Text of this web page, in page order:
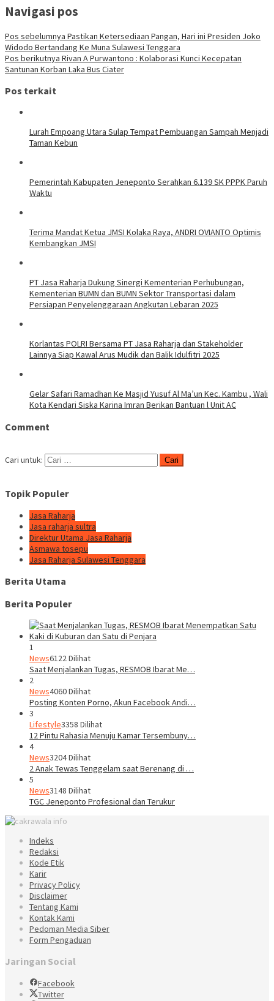
Navigasi pos
Pos sebelumnya Pastikan Ketersediaan Pangan, Hari ini Presiden Joko
Widodo Bertandang Ke Muna Sulawesi Tenggara
Pos berikutnya Rivan A Purwantono : Kolaborasi Kunci Kecepatan
Santunan Korban Laka Bus Ciater
Pos terkait
Lurah Empoang Utara Sulap Tempat Pembuangan Sampah Menjadi
Taman Kebun
Pemerintah Kabupaten Jeneponto Serahkan 6.139 SK PPPK Paruh
Waktu
Terima Mandat Ketua JMSI Kolaka Raya, ANDRI OVIANTO Optimis
Kembangkan JMSI
PT Jasa Raharja Dukung Sinergi Kementerian Perhubungan,
Kementerian BUMN dan BUMN Sektor Transportasi dalam
Persiapan Penyelenggaraan Angkutan Lebaran 2025
Korlantas POLRI Bersama PT Jasa Raharja dan Stakeholder
Lainnya Siap Kawal Arus Mudik dan Balik Idulfitri 2025
Gelar Safari Ramadhan Ke Masjid Yusuf Al Ma’un Kec. Kambu , Wali
Kota Kendari Siska Karina Imran Berikan Bantuan l Unit AC
Comment
Cari untuk:
Topik Populer
Jasa Raharja
Jasa raharja sultra
Direktur Utama Jasa Raharja
Asmawa tosepu
Jasa Raharja Sulawesi Tenggara
Berita Utama
Berita Populer
1
News6122 Dilihat
Saat Menjalankan Tugas, RESMOB Ibarat Me…
2
News4060 Dilihat
Posting Konten Porno, Akun Facebook Andi…
3
Lifestyle3358 Dilihat
12 Pintu Rahasia Menuju Kamar Tersembuny…
4
News3204 Dilihat
2 Anak Tewas Tenggelam saat Berenang di …
5
News3148 Dilihat
TGC Jeneponto Profesional dan Terukur
Indeks
Redaksi
Kode Etik
Karir
Privacy Policy
Disclaimer
Tentang Kami
Kontak Kami
Pedoman Media Siber
Form Pengaduan
Jaringan Social
Facebook
Twitter